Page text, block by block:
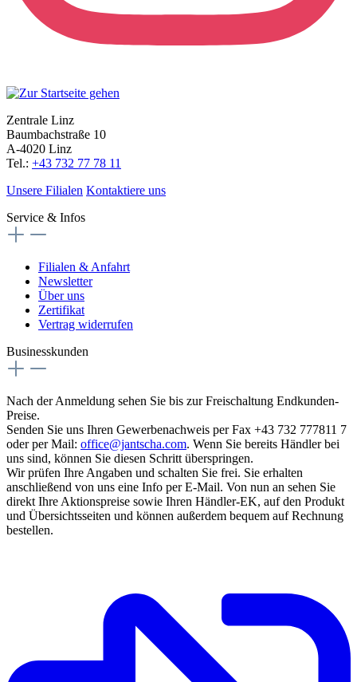
Zentrale Linz
Baumbachstraße 10
A-4020 Linz
Tel.: +43 732 77 78 11
Unsere Filialen Kontaktiere uns
Service & Infos
Filialen & Anfahrt
Newsletter
Über uns
Zertifikat
Vertrag widerrufen
Businesskunden
Nach der Anmeldung sehen Sie bis zur Freischaltung Endkunden-
Preise.
Senden Sie uns Ihren Gewerbenachweis per Fax +43 732 777811 7
oder per Mail: office@jantscha.com. Wenn Sie bereits Händler bei
uns sind, können Sie diesen Schritt überspringen.
Wir prüfen Ihre Angaben und schalten Sie frei. Sie erhalten
anschließend von uns eine Info per E-Mail. Von nun an sehen Sie
direkt Ihre Aktionspreise sowie Ihren Händler-EK, auf den Produkt
und Übersichtsseiten und können außerdem bequem auf Rechnung
bestellen.